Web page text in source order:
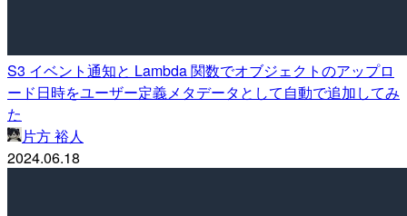
S3 イベント通知と Lambda 関数でオブジェクトのアップロ
ード日時をユーザー定義メタデータとして自動で追加してみ
た
片方 裕人
2024.06.18